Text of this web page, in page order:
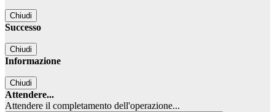
Chiudi
Successo
Chiudi
Informazione
Chiudi
Attendere...
Attendere il completamento dell'operazione...